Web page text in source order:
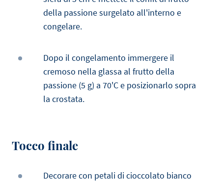
della passione surgelato all'interno e
congelare.
Dopo il congelamento immergere il
cremoso nella glassa al frutto della
passione (5 g) a 70'C e posizionarlo sopra
la crostata.
Tocco finale
Decorare con petali di cioccolato bianco